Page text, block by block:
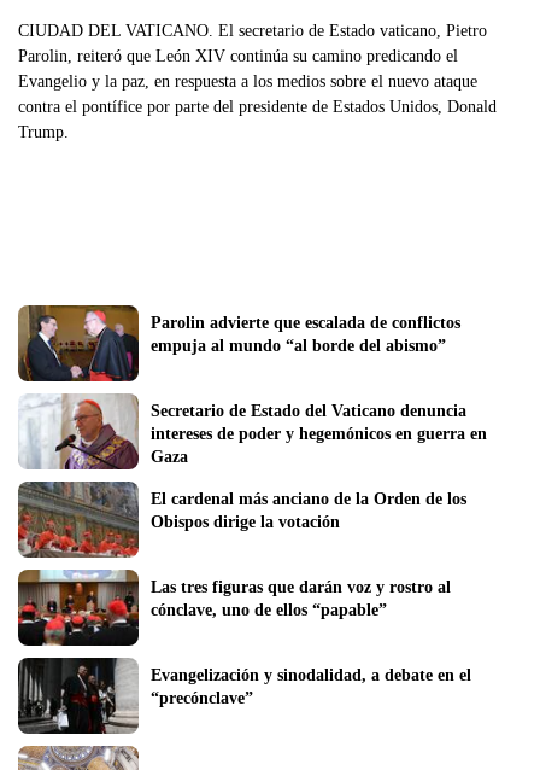
CIUDAD DEL VATICANO. El secretario de Estado vaticano, Pietro
Parolin, reiteró que León XIV continúa su camino predicando el
Evangelio y la paz, en respuesta a los medios sobre el nuevo ataque
contra el pontífice por parte del presidente de Estados Unidos, Donald
Trump.
Parolin advierte que escalada de conflictos
Secretario de Estado del Vaticano denuncia
intereses de poder y hegemónicos en guerra en
Gaza
El cardenal más anciano de la Orden de los
Obispos dirige la votación
Las tres figuras que darán voz y rostro al
Evangelización y sinodalidad, a debate en el
“precónclave”